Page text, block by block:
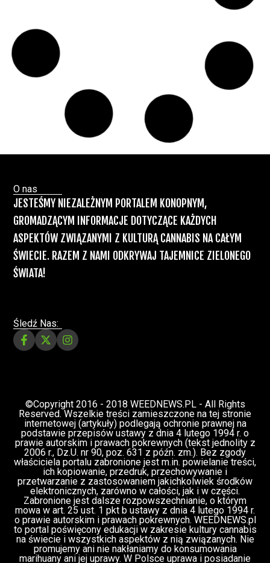
Kryminalne Zagadki
Zielonego Świata
ZIELONE
03 lip, 2026
Służby udaremniły przemyt 1,2 tony
marihuany z Tajlandii do Polski [VIDEO]
Paweł "Teone" Leśniański Brak komentarzy
Świat Palaczy
legalizacji marihuany
Mundial przeciwny marihuanie
jednocześnie promuje sprzedaż alkoholu na
meczach
Świat Palaczy
Świat Zielonego
Kina i Muzyki
ZIELONE NEWSY
25 cze, 2026
Paweł "Teone" Leśniański Brak komentarzy
Konopne Podróże i Wydarzenia
Świat Prawa i24 cze, 2026
Branża konopna w Polsce dziś i jutro –
debata online już w tę sobotę o 11.00 –
udział jest bezpłatny